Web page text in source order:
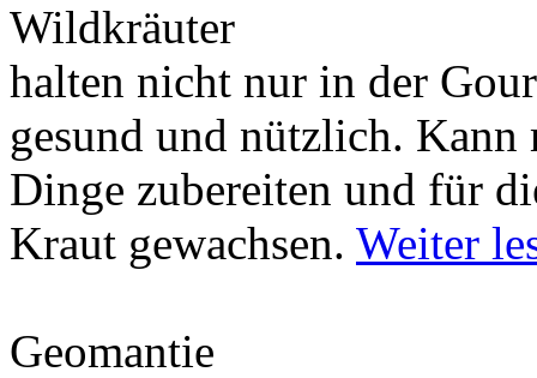
Wildkräuter
halten nicht nur in der
gesund und nützlich.
Dinge zubereiten und für
Kraut gewachsen. Weiter
Geomantie